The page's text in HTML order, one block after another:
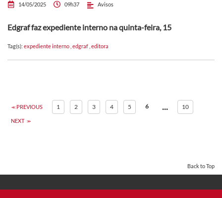
14/05/2025 09h37 Avisos
Edgraf faz expediente interno na quinta-feira, 15
Tag(s): expediente interno edgraf editora
PREVIOUS 1 2 3 4 5 6 ... 10
NEXT
Back to Top